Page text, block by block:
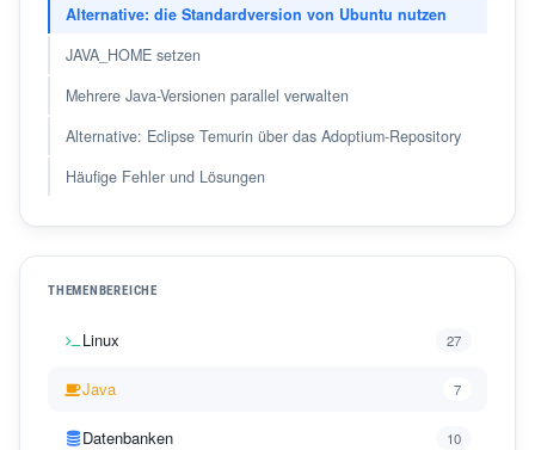
Alternative: die Standardversion von Ubuntu nutzen
JAVA_HOME setzen
Mehrere Java-Versionen parallel verwalten
Alternative: Eclipse Temurin über das Adoptium-Repository
Häufige Fehler und Lösungen
THEMENBEREICHE
Linux 27
Java 7
Datenbanken 10